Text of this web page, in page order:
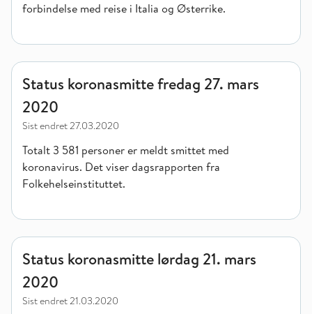
forbindelse med reise i Italia og Østerrike.
Status koronasmitte fredag 27. mars 2020
Status koronasmitte fredag 27. mars
2020
Sist endret27.03.2020
Totalt 3 581 personer er meldt smittet med
koronavirus. Det viser dagsrapporten fra
Folkehelseinstituttet.
Status koronasmitte lørdag 21. mars 2020
Status koronasmitte lørdag 21. mars
2020
Sist endret21.03.2020